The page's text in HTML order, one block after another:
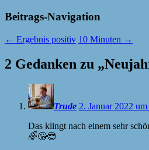
Beitrags-Navigation
← Ergebnis positiv 10 Minuten →
2 Gedanken zu „
Trude 2. Januar 2022
Das klingt nach einem sehr
🌈😘😎